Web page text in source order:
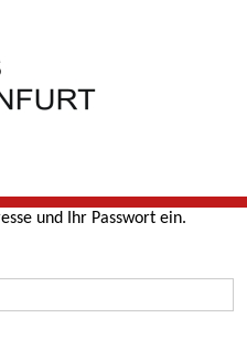
und Ihr Passwort ein.